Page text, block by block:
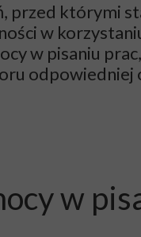
w
przed którymi
w
w pisaniu
odpowiedniej